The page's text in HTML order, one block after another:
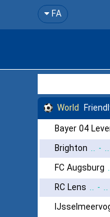
FA
World
Bayer 04
Brighton .. - ..
FC Augsburg
RC Lens .. - ..